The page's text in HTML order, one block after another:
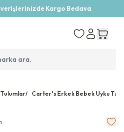
Kargo Bedava
/ Carter's Erkek Bebek Uyku